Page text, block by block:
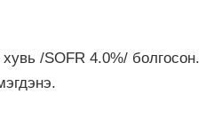
/SOFR 4.0%/ болгосон.